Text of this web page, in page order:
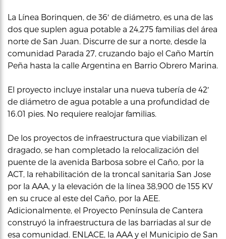
La Línea Borinquen, de 36′ de diámetro, es una de las
dos que suplen agua potable a 24,275 familias del área
norte de San Juan. Discurre de sur a norte, desde la
comunidad Parada 27, cruzando bajo el Caño Martín
Peña hasta la calle Argentina en Barrio Obrero Marina.
El proyecto incluye instalar una nueva tubería de 42′
de diámetro de agua potable a una profundidad de
16.01 pies. No requiere realojar familias.
De los proyectos de infraestructura que viabilizan el
dragado, se han completado la relocalización del
puente de la avenida Barbosa sobre el Caño, por la
ACT, la rehabilitación de la troncal sanitaria San Jose
por la AAA, y la elevación de la línea 38,900 de 155 KV
en su cruce al este del Caño, por la AEE.
Adicionalmente, el Proyecto Península de Cantera
construyó la infraestructura de las barriadas al sur de
esa comunidad. ENLACE, la AAA y el Municipio de San